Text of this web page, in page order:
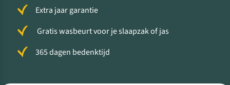
Extra jaar garantie
Gratis wasbeurt voor je slaapzak of jas
365 dagen bedenktijd